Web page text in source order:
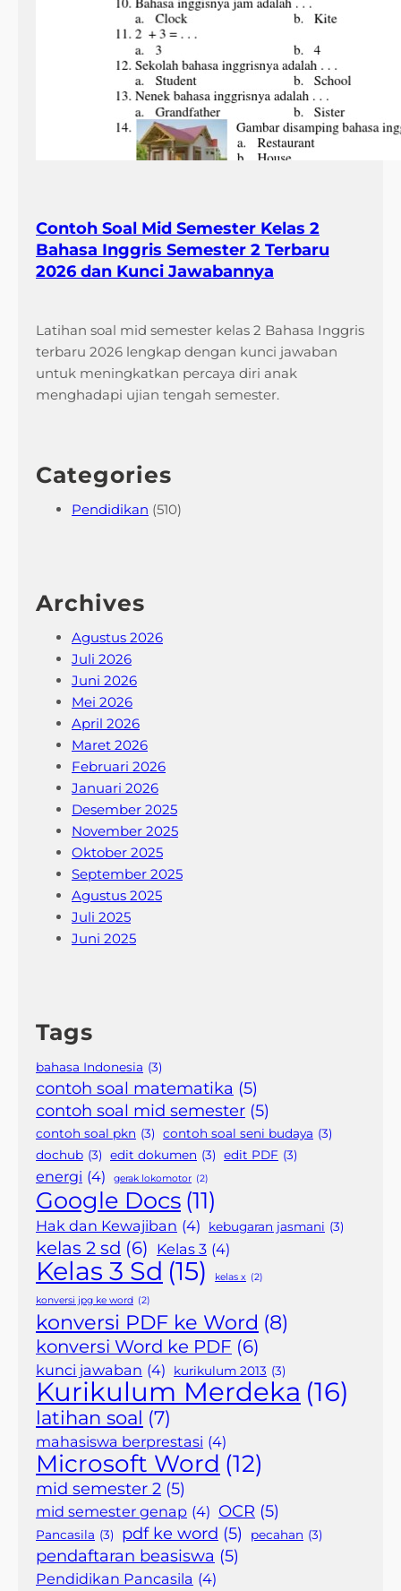
Contoh Soal Mid Semester Kelas 2
Bahasa Inggris Semester 2 Terbaru
2026 dan Kunci Jawabannya
Latihan soal mid semester kelas 2 Bahasa Inggris
terbaru 2026 lengkap dengan kunci jawaban
untuk meningkatkan percaya diri anak
menghadapi ujian tengah semester.
Categories
Pendidikan (510)
Archives
Agustus 2026
Juli 2026
Juni 2026
Mei 2026
April 2026
Maret 2026
Februari 2026
Januari 2026
Desember 2025
November 2025
Oktober 2025
September 2025
Agustus 2025
Juli 2025
Juni 2025
Tags
bahasa Indonesia (3)
contoh soal matematika (5)
contoh soal mid semester (5)
contoh soal pkn (3) contoh soal seni budaya (3)
dochub (3) edit dokumen (3) edit PDF (3)
energi (4) gerak lokomotor (2)
Google Docs (11)
Hak dan Kewajiban (4) kebugaran jasmani (3)
kelas 2 sd (6) Kelas 3 (4)
Kelas 3 Sd (15) kelas x (2)
konversi jpg ke word (2)
konversi PDF ke Word (8)
konversi Word ke PDF (6)
kunci jawaban (4) kurikulum 2013 (3)
Kurikulum Merdeka (16)
latihan soal (7)
mahasiswa berprestasi (4)
Microsoft Word (12)
mid semester 2 (5)
mid semester genap (4) OCR (5)
Pancasila (3) pdf ke word (5) pecahan (3)
pendaftaran beasiswa (5)
Pendidikan Pancasila (4)